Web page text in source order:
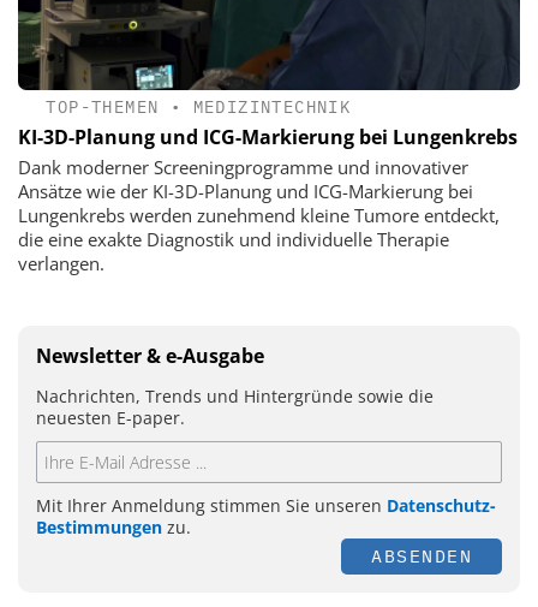
TOP-THEMEN • MEDIZINTECHNIK
KI-3D-Planung und ICG-Markierung bei Lungenkrebs
Dank moderner Screeningprogramme und innovativer
Ansätze wie der KI-3D-Planung und ICG-Markierung bei
Lungenkrebs werden zunehmend kleine Tumore entdeckt,
die eine exakte Diagnostik und individuelle Therapie
verlangen.
Newsletter & e-Ausgabe
Nachrichten, Trends und Hintergründe sowie die
neuesten E-paper.
Mit Ihrer Anmeldung stimmen Sie unseren Datenschutz-
Bestimmungen zu.
ABSENDEN